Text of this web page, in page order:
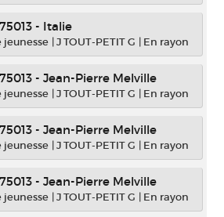
75013 - Italie
jeunesse |J TOUT-PETIT G | En rayon
75013 - Jean-Pierre Melville
jeunesse |J TOUT-PETIT G | En rayon
75013 - Jean-Pierre Melville
jeunesse |J TOUT-PETIT G | En rayon
75013 - Jean-Pierre Melville
jeunesse |J TOUT-PETIT G | En rayon